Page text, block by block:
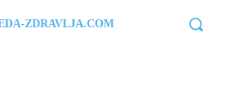
ZDRAVLJA.COM